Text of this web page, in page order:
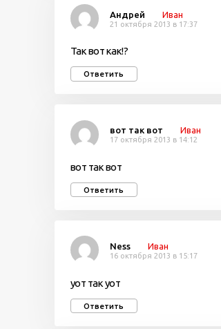
Андрей Иван
21 октября 2013 в 17:37
Так вот как!?
Ответить
вот так вот Иван
17 октября 2013 в 14:12
вот так вот
Ответить
Ness Иван
16 октября 2013 в 15:17
уот так уот
Ответить